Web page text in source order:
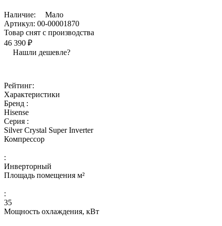
Наличие:
Мало
Артикул: 00-00001870
Товар снят с производства
46 390 ₽
Нашли дешевле?
Рейтинг:
Характеристики
Бренд :
Hisense
Серия :
Silver Crystal Super Inverter
Компрессор
:
Инверторный
Площадь помещения м²
:
35
Мощность охлаждения, кВт